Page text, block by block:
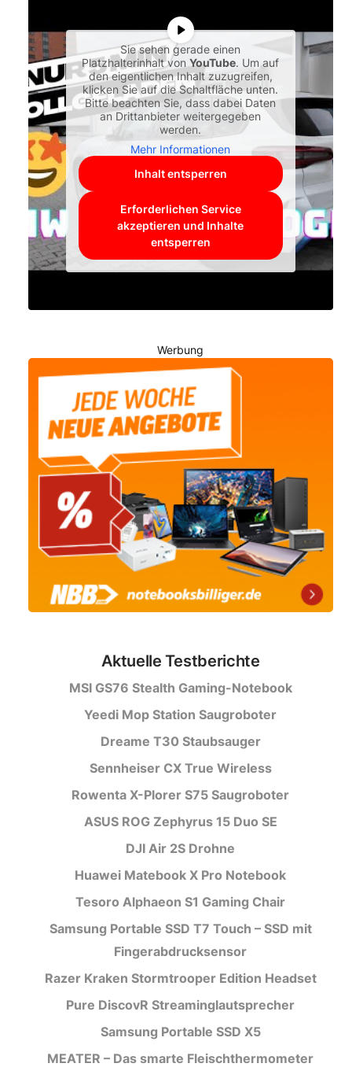
Sie sehen gerade einen
Platzhalterinhalt vonYouTube. Um auf
den eigentlichen Inhalt zuzugreifen,
klicken Sie auf die Schaltfläche unten.
Bitte beachten Sie, dass dabei Daten
an Drittanbieter weitergegeben
werden.
Mehr Informationen
Inhalt entsperren
Erforderlichen Service
akzeptieren und Inhalte
entsperren
Werbung
Aktuelle Testberichte
MSI GS76 Stealth Gaming-Notebook
Yeedi Mop Station Saugroboter
Dreame T30 Staubsauger
Sennheiser CX True Wireless
Rowenta X-Plorer S75 Saugroboter
ASUS ROG Zephyrus 15 Duo SE
DJI Air 2S Drohne
Huawei Matebook X Pro Notebook
Tesoro Alphaeon S1 Gaming Chair
Samsung Portable SSD T7 Touch – SSD mit
Fingerabdrucksensor
Razer Kraken Stormtrooper Edition Headset
Pure DiscovR Streaminglautsprecher
Samsung Portable SSD X5
MEATER – Das smarte Fleischthermometer